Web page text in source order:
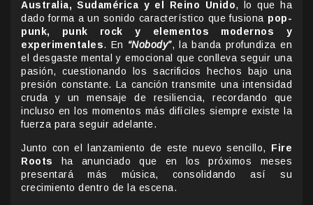
Australia, Sudamérica y el Reino Unido, lo que ha
dado forma a un sonido característico que fusiona pop-
punk, punk rock y elementos modernos y
experimentales. En “Nobody”, la banda profundiza en
el desgaste mental y emocional que conlleva seguir una
pasión, cuestionando los sacrificios hechos bajo una
presión constante. La canción transmite una intensidad
cruda y un mensaje de resiliencia, recordando que
incluso en los momentos más difíciles siempre existe la
fuerza para seguir adelante.
Junto con el lanzamiento de este nuevo sencillo, Fire
Roots ha anunciado que en los próximos meses
presentará más música, consolidando así su
crecimiento dentro de la escena.